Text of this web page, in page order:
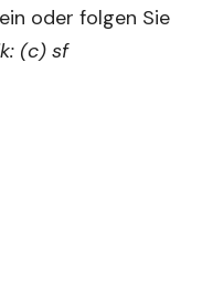
oder folgen Sie
(c) sf